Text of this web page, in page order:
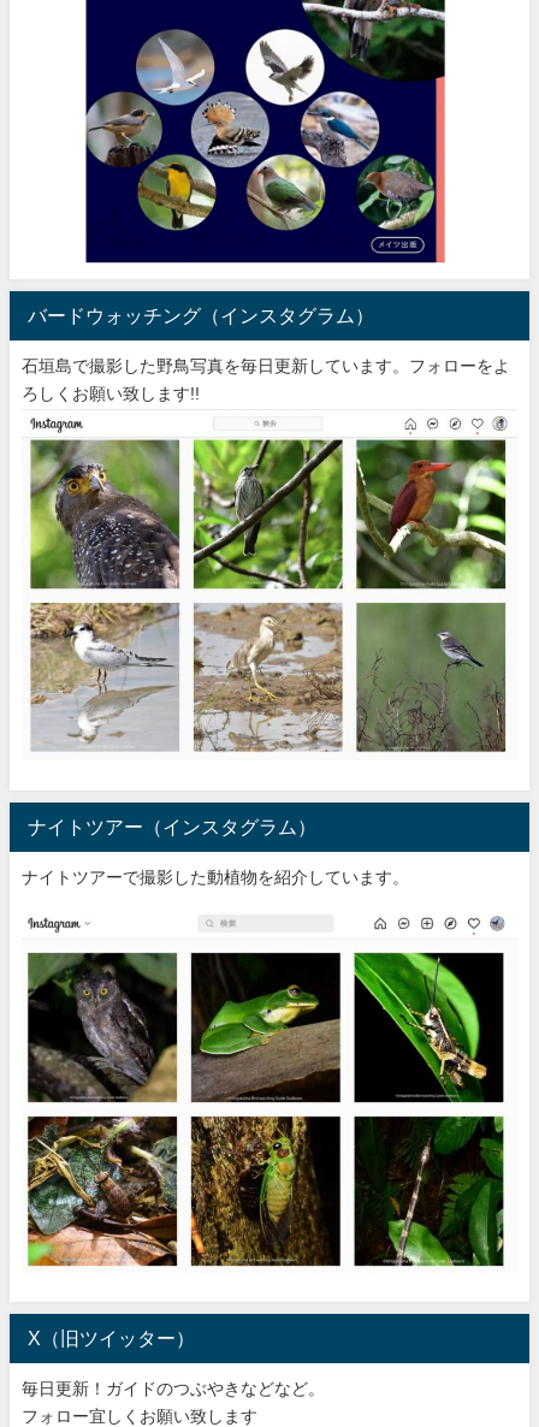
バードウォッチング（インスタグラム）
石垣島で撮影した野鳥写真を毎日更新しています。フォローをよ
ろしくお願い致します!!
ナイトツアー（インスタグラム）
ナイトツアーで撮影した動植物を紹介しています。
X（旧ツイッター）
毎日更新！ガイドのつぶやきなどなど。
フォロー宜しくお願い致します